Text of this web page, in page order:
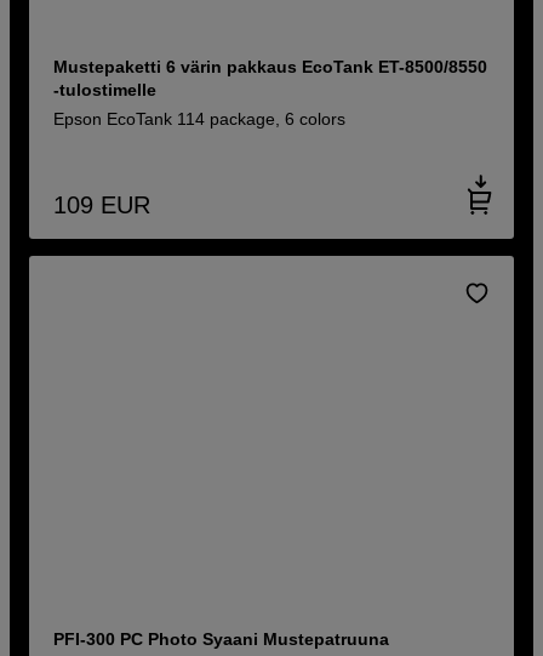
Mustepaketti 6 värin pakkaus EcoTank ET-8500/8550
-tulostimelle
Epson EcoTank 114 package, 6 colors
109 EUR
PFI-300 PC Photo Syaani Mustepatruuna